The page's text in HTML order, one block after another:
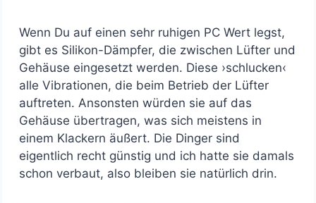
Wenn Du auf einen sehr ruhigen PC Wert legst,
gibt es Silikon-Dämpfer, die zwischen Lüfter und
Gehäuse eingesetzt werden. Diese ›schlucken‹
alle Vibrationen, die beim Betrieb der Lüfter
auftreten. Ansonsten würden sie auf das
Gehäuse übertragen, was sich meistens in
einem Klackern äußert. Die Dinger sind
eigentlich recht günstig und ich hatte sie damals
schon verbaut, also bleiben sie natürlich drin.